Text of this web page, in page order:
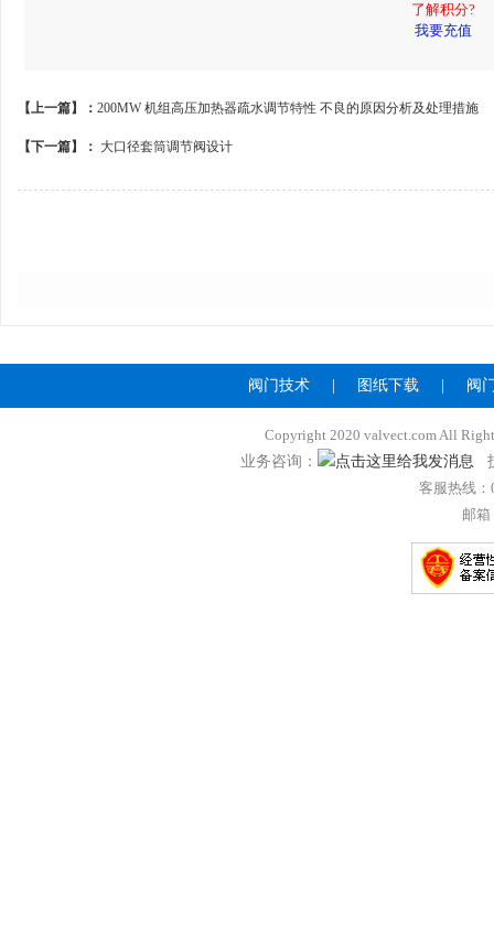
了解积分?
我要充值
【上一篇】： 200MW 机组高压加热器疏水调节特性 不良的原因分析及处理措施
【下一篇】： 大口径套筒调节阀设计
阀门技术 图纸下载 阀
Copyright 2020 valvect.com All
业务咨询：
客服热线：
邮箱